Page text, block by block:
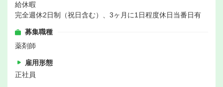
給休暇
完全週休2日制（祝日含む）、3ヶ月に1日程度休日当番日有
募集職種
薬剤師
雇用形態
正社員